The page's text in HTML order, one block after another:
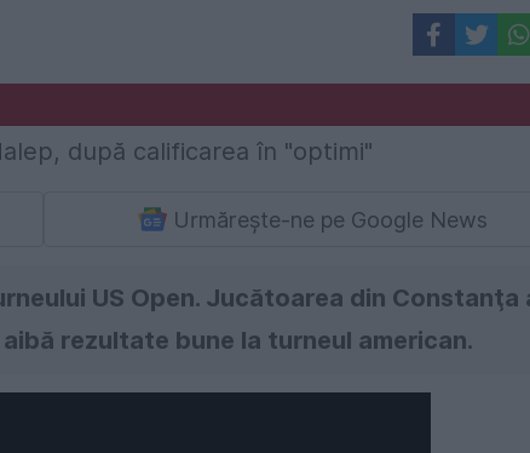
Urmărește-ne pe Google News
US Open. Jucătoarea din Constanţa
rezultate bune la turneul american.